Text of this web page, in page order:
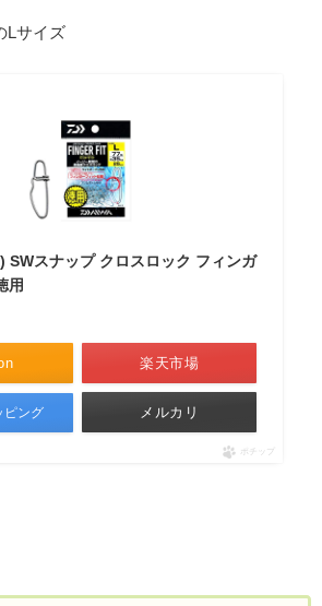
Lサイズ
SWスナップ クロスロック フィンガ
用
楽天市場
ピング メルカリ
ポチップ